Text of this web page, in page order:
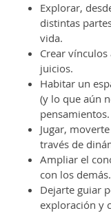
Explorar,
distintas
vida.
Crear
juicios.
Habitar un
(y lo que aún
pensamientos.
Jugar,
través de
Ampliar el
con los demás.
Dejarte guiar
exploración y